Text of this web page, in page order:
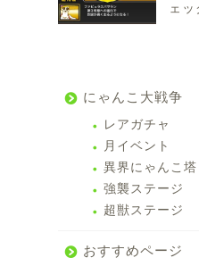
ェ
にゃんこ大戦争
レアガチャ
月イベント
異界にゃんこ塔
強襲ステージ
超獣ステージ
おすすめページ